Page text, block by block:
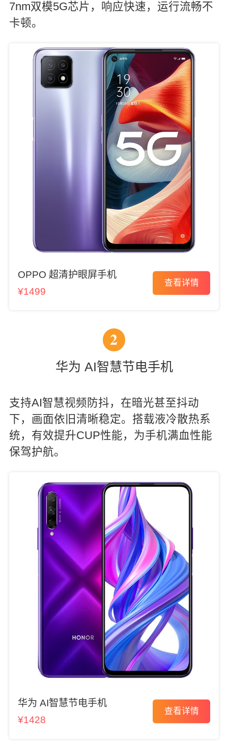
7nm双模5G芯片，响应快速，运行流畅不
卡顿。
OPPO 超清护眼屏手机
¥1499
查看详情
2
华为 AI智慧节电手机
支持AI智慧视频防抖，在暗光甚至抖动
下，画面依旧清晰稳定。搭载液冷散热系
统，有效提升CUP性能，为手机满血性能
保驾护航。
华为 AI智慧节电手机
¥1428
查看详情